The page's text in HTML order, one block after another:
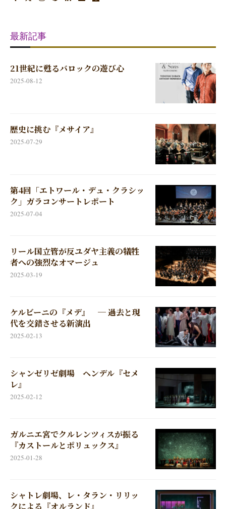
最新記事
21世紀に甦るバロックの遊び心
2025-08-12
歴史に挑む『メサイア』
2025-07-29
第4回「エトワール・デュ・クラシッ
ク」ガラコンサートレポート
2025-07-04
リール国立管が反ユダヤ主義の犠牲
者への強烈なオマージュ
2025-03-19
ケルビーニの『メデ』 ─ 過去と現
代を交錯させる新演出
2025-02-13
シャンゼリゼ劇場 ヘンデル『セメ
レ』
2025-02-12
ガルニエ宮でクルレンツィスが振る
『カストールとポリュックス』
2025-01-28
シャトレ劇場、レ・タラン・リリッ
クによる『オルランド』